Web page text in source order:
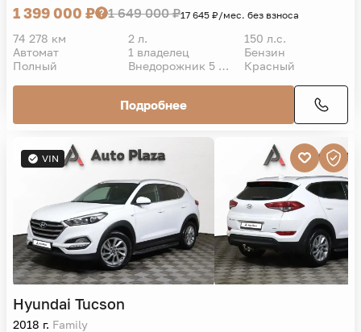
1 399 000 ₽ 1 649 000 ₽17 645 ₽/мес. без взноса
74 278 км 2 л.
150 л.с.
Автомат
1 владелец
Бензин
Полный
Внедорожник 5 дв. Красный
Подробнее
VIN
Hyundai Tucson
2018 г. Family